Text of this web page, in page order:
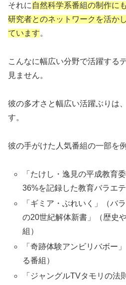
それに 自然科学系番組の制作に
研究者とのネットワークを活か
ています。
こんなに幅広い分野で活躍する
見ません。
彼の多才さと幅広い活躍ぶりは
す。
彼の手がけた人気番組の一部を
「たけし・逸見の平成教育
36%を記録した教育バラエテ
「ギミア・ぶれいく」（バ
の20世紀解体新書」（歴史
組）
「奇跡体験アンビリバボー
る番組）
「ジャングルTVタモリの法